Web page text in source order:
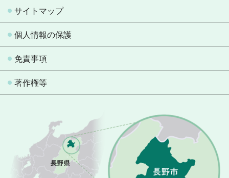
サイトマップ
個人情報の保護
免責事項
著作権等